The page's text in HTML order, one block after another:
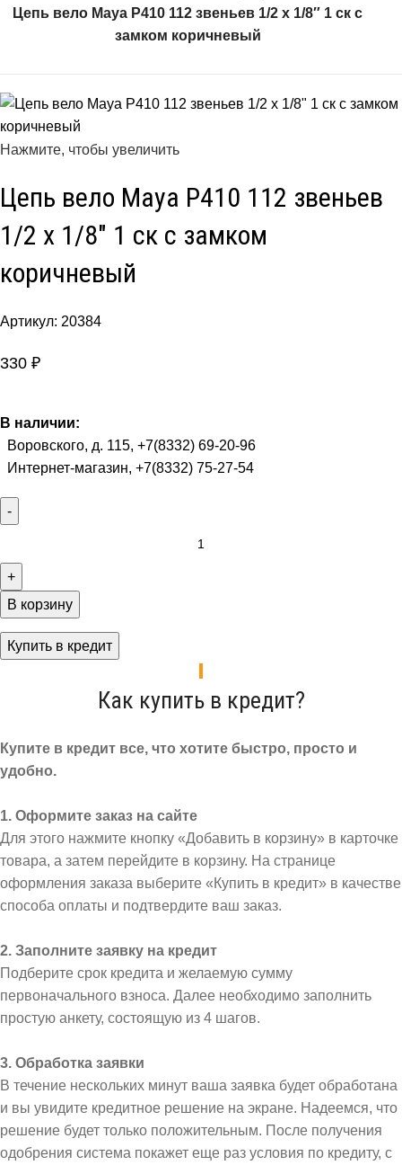
Цепь вело Maya P410 112 звеньев 1/2 х 1/8″ 1 ск с
замком коричневый
Нажмите, чтобы увеличить
Цепь вело Maya P410 112 звеньев
1/2 х 1/8″ 1 ск с замком
коричневый
Артикул: 20384
330 ₽
В наличии:
Воровского, д. 115, +7(8332) 69-20-96
Интернет-магазин, +7(8332) 75-27-54
В корзину
Купить в кредит
Как купить в кредит?
Купите в кредит все, что хотите быстро, просто и
удобно.
1. Оформите заказ на сайте
Для этого нажмите кнопку «Добавить в корзину» в карточке
товара, а затем перейдите в корзину. На странице
оформления заказа выберите «Купить в кредит» в качестве
способа оплаты и подтвердите ваш заказ.
2. Заполните заявку на кредит
Подберите срок кредита и желаемую сумму
первоначального взноса. Далее необходимо заполнить
простую анкету, состоящую из 4 шагов.
3. Обработка заявки
В течение нескольких минут ваша заявка будет обработана
и вы увидите кредитное решение на экране. Надеемся, что
решение будет только положительным. После получения
одобрения система покажет еще раз условия по кредиту, с